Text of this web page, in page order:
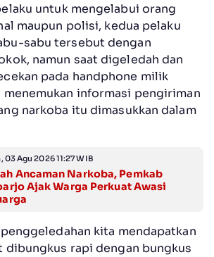
untuk mengelabui orang
maupun polisi, kedua pelaku
sabu tersebut dengan
namun saat digeledah dan
pada handphone milik
menemukan informasi pengiriman
narkoba itu dimasukkan dalam
03 Agu 2026 11:27 WIB
Ancaman Narkoba, Pemkab
Ajak Warga Perkuat Awasi
kita mendapatkan
dibungkus rapi dengan bungkus